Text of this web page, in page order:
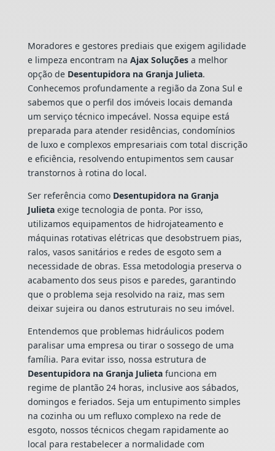
Moradores e gestores prediais que exigem agilidade
e limpeza encontram na Ajax Soluçõesa melhor
opção de Desentupidora na Granja Julieta.
Conhecemos profundamente a região da Zona Sul e
sabemos que o perfil dos imóveis locais demanda
um serviço técnico impecável. Nossa equipe está
preparada para atender residências, condomínios
de luxo e complexos empresariais com total discrição
e eficiência, resolvendo entupimentos sem causar
transtornos à rotina do local.
Ser referência como Desentupidora na Granja
Julietaexige tecnologia de ponta. Por isso,
utilizamos equipamentos de hidrojateamento e
máquinas rotativas elétricas que desobstruem pias,
ralos, vasos sanitários e redes de esgoto sem a
necessidade de obras. Essa metodologia preserva o
acabamento dos seus pisos e paredes, garantindo
que o problema seja resolvido na raiz, mas sem
deixar sujeira ou danos estruturais no seu imóvel.
Entendemos que problemas hidráulicos podem
paralisar uma empresa ou tirar o sossego de uma
família. Para evitar isso, nossa estrutura de
Desentupidora na Granja Julietafunciona em
regime de plantão 24 horas, inclusive aos sábados,
domingos e feriados. Seja um entupimento simples
na cozinha ou um refluxo complexo na rede de
esgoto, nossos técnicos chegam rapidamente ao
local para restabelecer a normalidade com